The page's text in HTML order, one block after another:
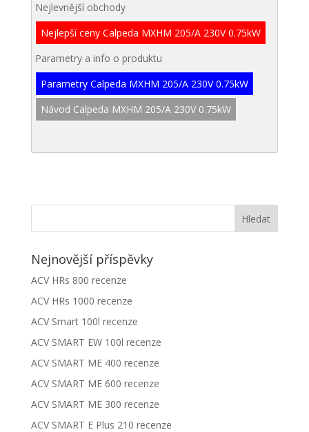
Nejlevnější obchody
Nejlepší ceny Calpeda MXHM 205/A 230V 0.75kW
Parametry a info o produktu
Parametry Calpeda MXHM 205/A 230V 0.75kW
Návod Calpeda MXHM 205/A 230V 0.75kW
Nejnovější příspěvky
ACV HRs 800 recenze
ACV HRs 1000 recenze
ACV Smart 100l recenze
ACV SMART EW 100l recenze
ACV SMART ME 400 recenze
ACV SMART ME 600 recenze
ACV SMART ME 300 recenze
ACV SMART E Plus 210 recenze